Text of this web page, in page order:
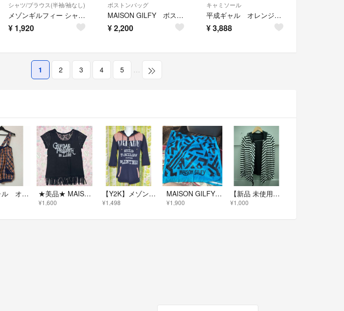
シャツ/ブラウス(半袖/袖なし)
メゾンギルフィー シャツ ブラウス 半袖 ストライプ柄 シースルー M 黒 青
¥ 1,920
ボストンバッグ
MAISON GILFY ボストンバック
¥2,200
キャミソール
平成ギャル オレンジ系チェック ストラップタンクトップ
¥3,888
1 2 3 4 5 …
平成ギャル オレンジ系チェック ストラップタンクトップ ★美品★ MAISON GILFY トップス ★
¥1,600
【Y2K】メゾンギルフィー MAISON GILFY パーカー チュニック F
¥1,498
MAISON GILFY タオル
¥1,900
【新品 未使用】ギルフィー ボーダー 長袖 トッパー カーディガン
¥1,000